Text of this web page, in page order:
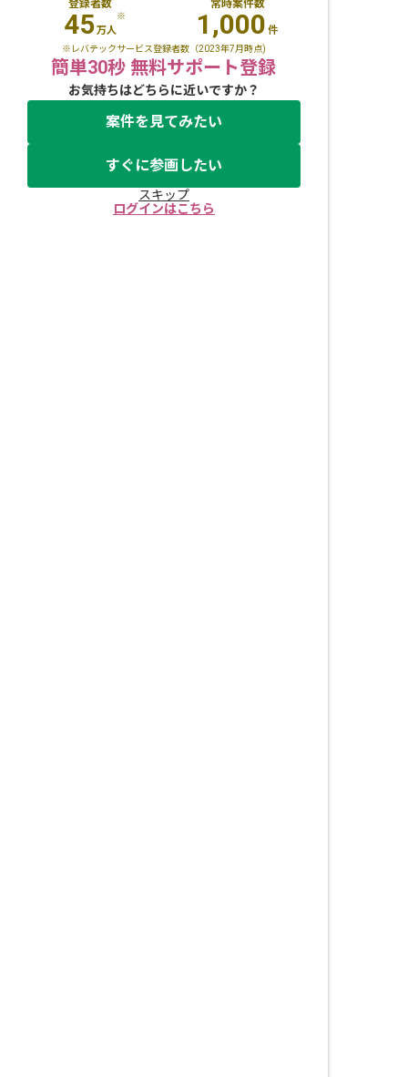
登録者数
45万人
※
常時案件数
1,000 件
※レバテックサービス登録者数（2023年7月時点)
簡単30秒 無料サポート登録
お気持ちはどちらに近いですか？
案件を見てみたい
すぐに参画したい
スキップ
ログインはこちら